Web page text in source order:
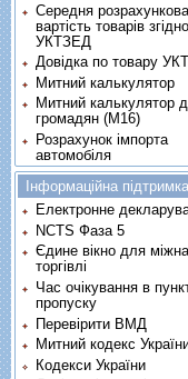
Середня розрахункова
вартість товарів згідно
УКТЗЕД
Довідка по товару
Митний калькулятор
Митний калькулятор
громадян (М16)
Розрахунок імпорта
автомобіля
Інформаційна підтримка
Електронне
NCTS Фаза 5
Єдине вікно для
торгівлі
Час очікування в
пропуску
Перевірити ВМД
Митний кодекс
Кодекси України